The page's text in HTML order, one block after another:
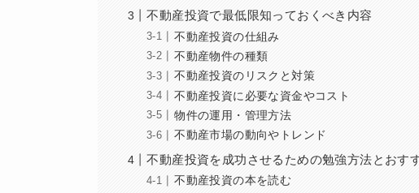
不動産投資で最低限知っておくべき内容
不動産投資の仕組み
不動産物件の種類
不動産投資のリスクと対策
不動産投資に必要な資金やコスト
物件の運用・管理方法
不動産市場の動向やトレンド
不動産投資を成功させるための勉強方法とおす
不動産投資の本を読む